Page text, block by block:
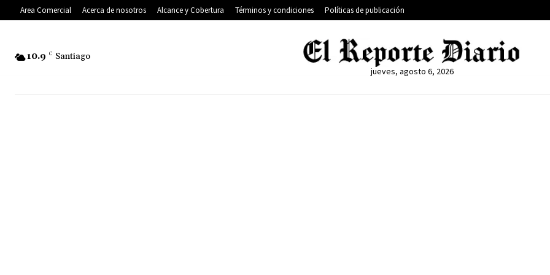
Area Comercial Acerca de nosotros Alcance y Cobertura Términos y condiciones Políticas de publicación
10.9 C Santiago
jueves, agosto 6, 2026